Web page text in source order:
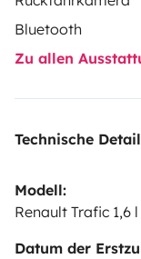
Bluetooth
Zu allen
Technische
Modell:
Renault Trafic 1,6
Datum der